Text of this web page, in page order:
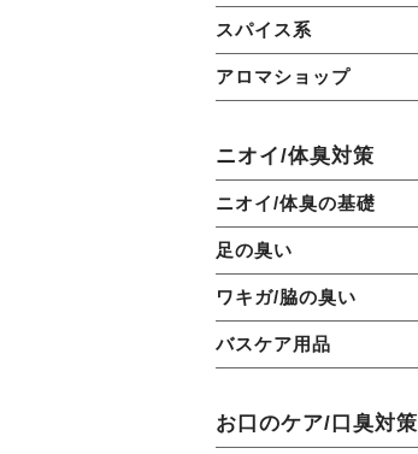
スパイス系
アロマショップ
ニオイ/体臭対策
ニオイ/体臭の基礎
足の臭い
ワキガ/脇の臭い
バスケア用品
お口のケア/口臭対策